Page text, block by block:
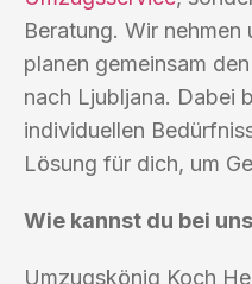
Beratung. Wir
planen gemeinsam
nach Ljubljana. Dabei
individuellen
Lösung für dich, um
Wie kannst du bei
Umzugskönig Koch